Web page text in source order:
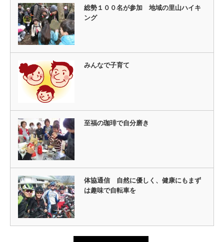
総勢１００名が参加 地域の里山ハイキ
ング
みんなで子育て
至福の珈琲で自分磨き
体協通信 自然に優しく、健康にもまず
は趣味で自転車を